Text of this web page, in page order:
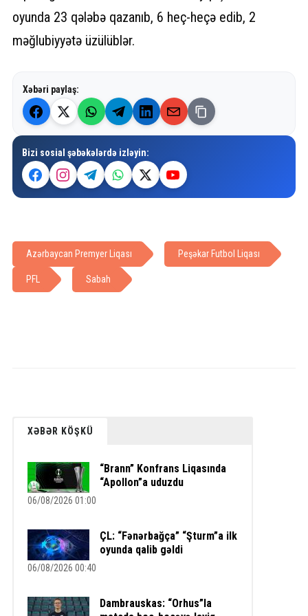
oyunda 23 qələbə qazanıb, 6 heç-heçə edib, 2
məğlubiyyətə üzülüblər.
Xəbəri paylaş:
Bizi sosial şəbəkələrdə izləyin:
Azərbaycan Premyer Liqası Peşəkar Futbol Liqası
PFL Sabah
XƏBƏR KÖŞKÜ
“Brann” Konfrans Liqasında
“Apollon”a uduzdu
06/08/2026 01:00
ÇL: “Fənərbağça” “Şturm”a ilk
oyunda qalib gəldi
06/08/2026 00:40
Dambrauskas: “Orhus”la